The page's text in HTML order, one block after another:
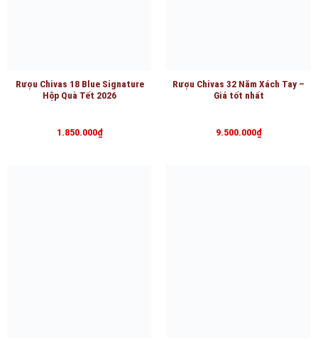
Rượu Chivas 18 Blue Signature
Hộp Quà Tết 2026
1.850.000₫
Rượu Chivas 32 Năm Xách Tay –
Giá tốt nhất
9.500.000₫